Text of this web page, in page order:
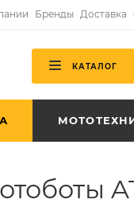
Бренды Доставка
КАТАЛОГ